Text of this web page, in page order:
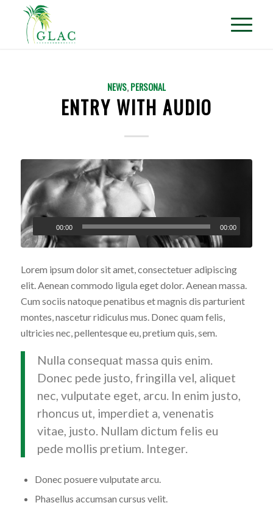
NEWS,PERSONAL
ENTRY WITH AUDIO
00:00 00:00
Lorem ipsum dolor sit amet, consectetuer adipiscing
elit. Aenean commodo ligula eget dolor. Aenean massa.
Cum sociis natoque penatibus et magnis dis parturient
montes, nascetur ridiculus mus. Donec quam felis,
ultricies nec, pellentesque eu, pretium quis, sem.
Nulla consequat massa quis enim.
Donec pede justo, fringilla vel, aliquet
nec, vulputate eget, arcu. In enim justo,
rhoncus ut, imperdiet a, venenatis
vitae, justo. Nullam dictum felis eu
pede mollis pretium. Integer.
Donec posuere vulputate arcu.
Phasellus accumsan cursus velit.